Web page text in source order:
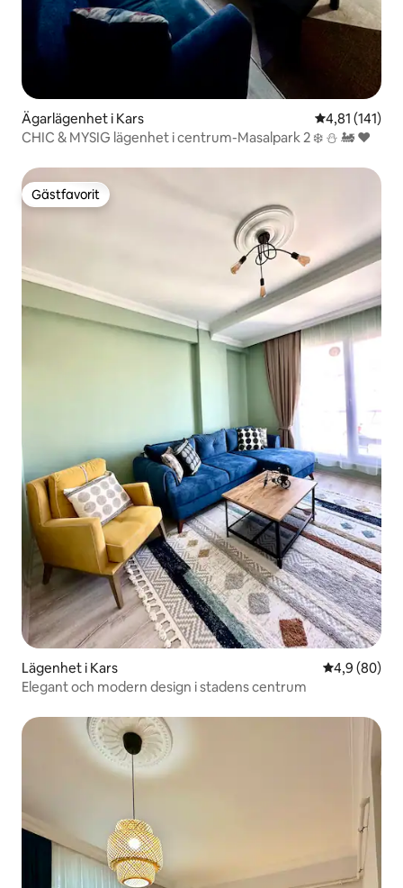
Ägarlägenhet i Kars 4,81 av 5 i
4,81 (141)
CHIC & MYSIG lägenhet i centrum-Masalpark 2 ❄️ ⛄️ 🚂 ❤️
Gästfavorit
Gästfavorit
Lägenhet i Kars 4,9 av 5 i
4,9 (80)
Elegant och modern design i stadens centrum